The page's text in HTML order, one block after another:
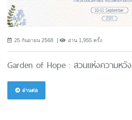
25 กันยายน 2568 อ่าน 1,955 ครั้ง
Garden of Hope : สวนแห่งความหวัง
อ่านต่อ